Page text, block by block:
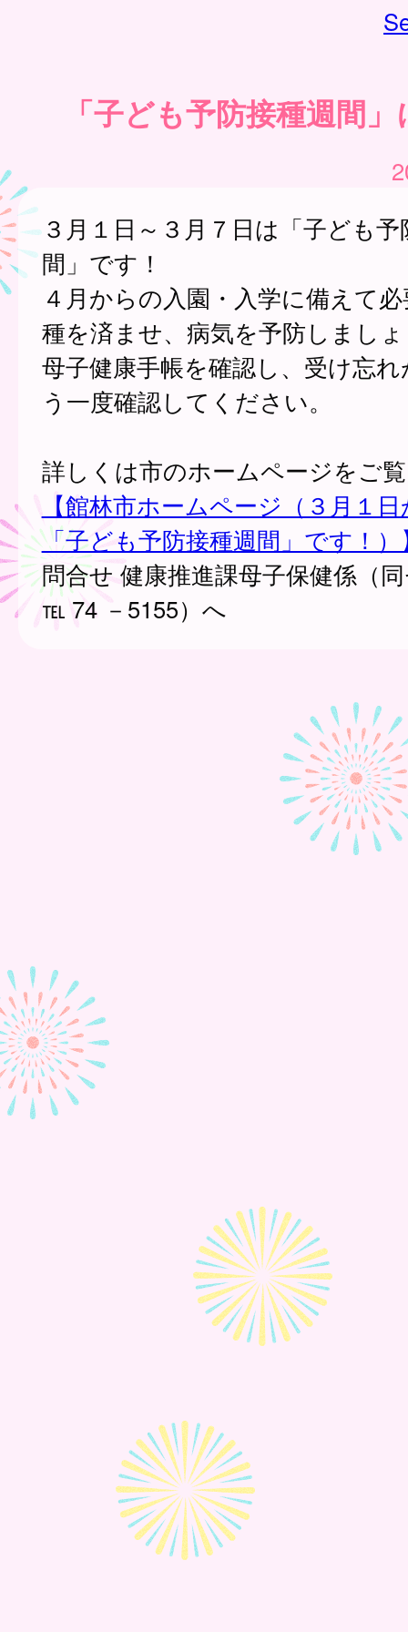
「子ども予防接種週間
３月１日～３月７日は「子ども予
間」です！
４月からの入園・入学に備えて
種を済ませ、病気を予防しまし
母子健康手帳を確認し、受け忘
う一度確認してください。
詳しくは市のホームページをご
【館林市ホームページ（３月１
「子ども予防接種週間」です！）
問合せ 健康推進課母子保健係（
℡ 74 －5155）へ